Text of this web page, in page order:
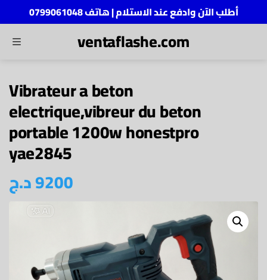
أطلب الآن وادفع عند الاستلام | هاتف 0799061048
MENU ventaflashe.com
Vibrateur a beton
electrique,vibreur du beton
portable 1200w honestpro
yae2845
9200د.ج